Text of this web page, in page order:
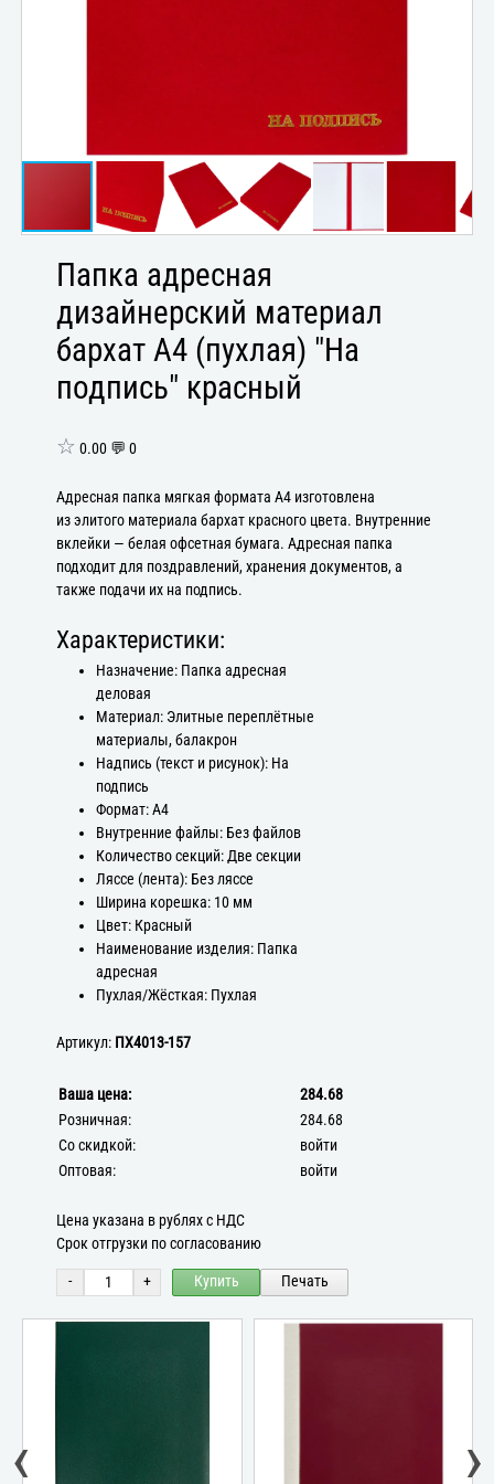
Папка адресная
дизайнерский материал
бархат А4 (пухлая) "На
подпись" красный
☆ 0.00 💬 0
Адресная папка мягкая формата А4 изготовлена
из элитого материала бархат красного цвета. Внутренние
вклейки — белая офсетная бумага. Адресная папка
подходит для поздравлений, хранения документов, а
также подачи их на подпись.
Характеристики:
Назначение: Папка адресная
деловая
Материал: Элитные переплётные
материалы, балакрон
Надпись (текст и рисунок): На
подпись
Формат: А4
Внутренние файлы: Без файлов
Количество секций: Две секции
Ляссе (лента): Без ляссе
Ширина корешка: 10 мм
Цвет: Красный
Наименование изделия: Папка
адресная
Пухлая/Жёсткая: Пухлая
Артикул: ПХ4013-157
Ваша цена:
284.68
Розничная:
284.68
Со скидкой:
войти
Оптовая:
войти
Цена указана в рублях с НДС
Срок отгрузки по согласованию
- + Купить Печать
‹ ›